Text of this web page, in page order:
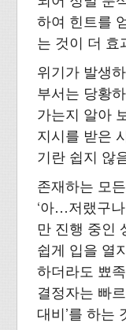
하여 힌트를
는 것이 더 효
위기가 발생
부서는 당황
가는지 알아
지시를 받은
기란 쉽지 않
존재하는 모
‘아…저랬구
만 진행 중인
쉽게 입을 열
하더라도 뾰
결정자는 빠
대비’를 하는